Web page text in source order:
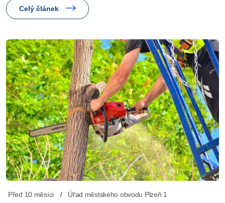
Celý článek
Před 10 měsíci Úřad městského obvodu Plzeň 1